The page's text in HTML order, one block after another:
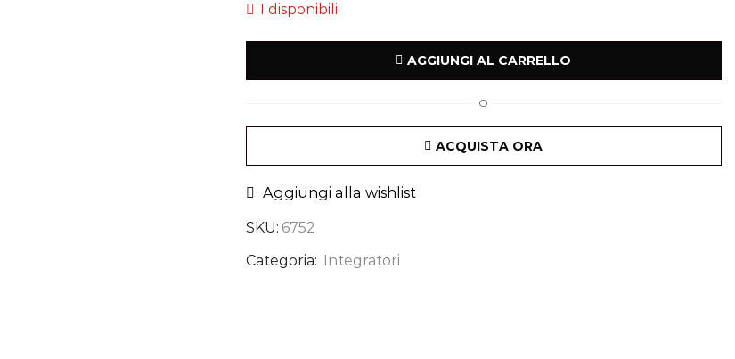
1 disponibili
AGGIUNGI AL CARRELLO
O
ACQUISTA ORA
Aggiungi alla wishlist
SKU: 6752
Categoria: Integratori